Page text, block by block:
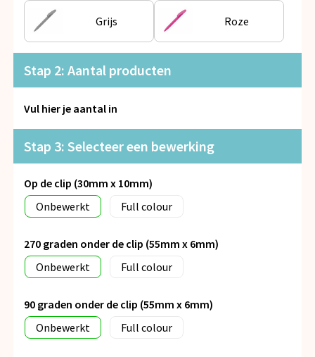
Snoepgoed
Spellen voor binnen en buiten
Veiligheid, Auto en Fiets
Vrije tijd en Strand
Anti-stress
Grijs Roze
Stap 2: Aantal producten
Vul hier je aantal in
Stap 3: Selecteer een bewerking
Op de clip (30mm x 10mm)
Onbewerkt
Full colour
270 graden onder de clip (55mm x 6mm)
Onbewerkt
Full colour
90 graden onder de clip (55mm x 6mm)
Onbewerkt
Full colour